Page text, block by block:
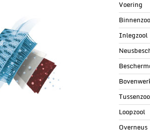
Voering
Inlegzool
Loopzool
Overneus